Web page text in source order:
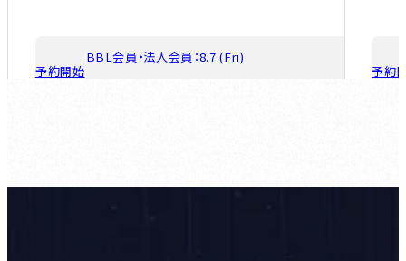
予約開始
BBL会員・法人会員：8.7 (Fri)
予約